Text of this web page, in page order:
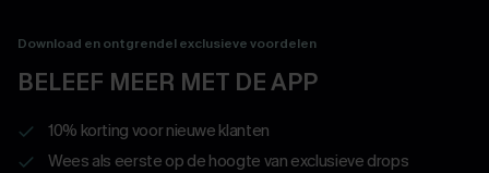
Download en ontgrendel exclusieve voordelen
BELEEF MEER MET DE APP
10% korting voor nieuwe klanten
Wees als eerste op de hoogte van exclusieve drops